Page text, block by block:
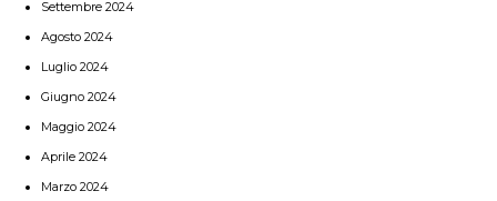
Settembre 2024
Agosto 2024
Luglio 2024
Giugno 2024
Maggio 2024
Aprile 2024
Marzo 2024